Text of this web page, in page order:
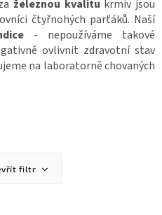
železnou kvalitu krmiv jsou
čtyřnohých parťáků. Naší
- nepoužíváme takové
ovlivnit zdravotní stav
na laboratorně chovaných
filtr